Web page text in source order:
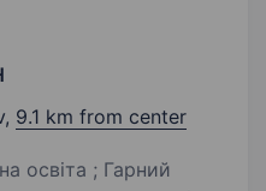
9.1 km from center